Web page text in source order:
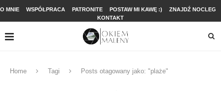
O MNIE WSPÓŁPRACA PATRONITE POSTAW MI KAWĘ :)
ZNAJDŹ NOCLEG
KONTAKT
Home Tagi Posts otagowany jako: "plaże"